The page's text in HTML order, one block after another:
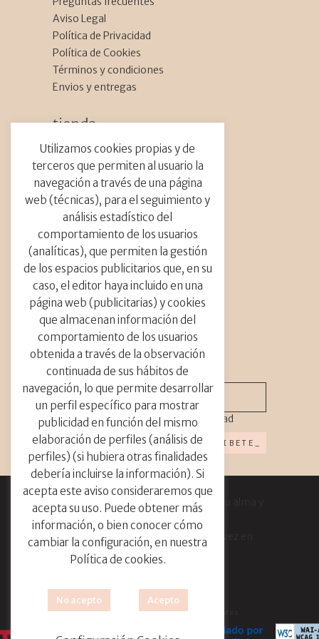
Comunidad floral
Festival de flores
Flores
Parques y jardines
Proyecto
Etiquetas_
Activismo floral Barcelona
botánio
bulbos
cabalgada de flores
carrozas de flores
ceremonia
Ciudades
colores
Cultura floral
decoración catedral
decoración con flores
decoración iglesia
flor del mes
flores
flores del mundo
flores raras
flores tropiclaes
floristería
floristería sostenible
Guerrilla floral
Holanda
Instalación
instalación floral
instalación gran escala
jardín
Madrid navidad
nofloralfoam
orquídeas
paniculata
parade de flores
Países
photoshooting
punto de venta
ramo de novia
Ramos de flores
shooting
Singapur
sostenibilidad
tailandia
tienda
tulipanes
Aviso Legal
Política de Privacidad
Política de Cookies
Términos y condiciones
Envios y entregas
tienda_
Flores Secas
Talleres
Caja DIY
contacto_
info@abrilfloresmil.es
Tel.: +34 691 729 187
Calle Carrer Provenza, 273
08008 Barcelona
newsletter_
He leído y aceptopolítica privacidad
“Las flores son un bien para ti, para tu alma y
para tu casa.
¡Consiéntete y ofrécete flores de vez en
cuando!”
Desarrollo web por Remedios Fdez
Utilizamos cookies propias y de
terceros que permiten al usuario la
navegación a través de una página
web (técnicas), para el seguimiento y
análisis estadístico del
comportamiento de los usuarios
(analíticas), que permiten la gestión
de los espacios publicitarios que, en su
caso, el editor haya incluido en una
página web (publicitarias) y cookies
que almacenan información del
comportamiento de los usuarios
obtenida a través de la observación
continuada de sus hábitos de
navegación, lo que permite desarrollar
un perfil específico para mostrar
publicidad en función del mismo
elaboración de perfiles (análisis de
perfiles) (si hubiera otras finalidades
debería incluirse la información). Si
acepta este aviso consideraremos que
acepta su uso. Puede obtener más
información, o bien conocer cómo
cambiar la configuración, en nuestra
Política de cookies.
No acepto Acepto